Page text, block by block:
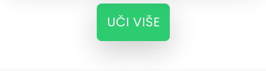
UČI VIŠE